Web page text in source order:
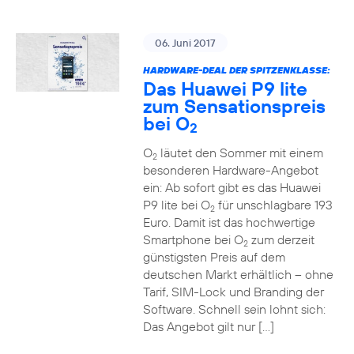
06. Juni 2017
HARDWARE-DEAL DER SPITZENKLASSE:
Das Huawei P9 lite
zum Sensationspreis
bei O2
O2läutet den Sommer mit einem
besonderen Hardware-Angebot
ein: Ab sofort gibt es das Huawei
P9 lite bei O2für unschlagbare 193
Euro. Damit ist das hochwertige
Smartphone bei O2zum derzeit
günstigsten Preis auf dem
deutschen Markt erhältlich – ohne
Tarif, SIM-Lock und Branding der
Software. Schnell sein lohnt sich:
Das Angebot gilt nur […]